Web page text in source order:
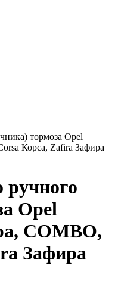
тормоза Opel
Корса, Zafira Зафира
ручного
Opel
COMBO,
Зафира